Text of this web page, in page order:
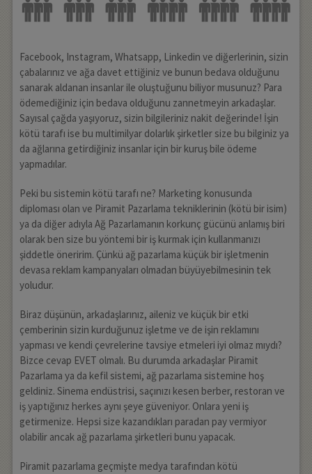
Facebook, Instagram, Whatsapp, Linkedin ve diğerlerinin, sizin
çabalarınız ve ağa davet ettiğiniz ve bunun bedava olduğunu
sanarak aldanan insanlar ile oluştuğunu biliyor musunuz? Para
ödemediğiniz için bedava olduğunu zannetmeyin arkadaşlar.
Sayısal çağda yaşıyoruz, sizin bilgileriniz nakit değerinde! İşin
kötü tarafı ise bu multimilyar dolarlık şirketler size bu bilginiz ya
da ağlarına getirdiğiniz insanlar için bir kuruş bile ödeme
yapmadılar.
Peki bu sistemin kötü tarafı ne? Marketing konusunda
diploması olan ve Piramit Pazarlama tekniklerinin (kötü bir isim)
ya da diğer adıyla Ağ Pazarlamanın korkunç gücünü anlamış biri
olarak ben size bu yöntemi bir iş kurmak için kullanmanızı
şiddetle öneririm. Çünkü ağ pazarlama küçük bir işletmenin
devasa reklam kampanyaları olmadan büyüyebilmesinin tek
yoludur.
Biraz düşünün, arkadaşlarınız, aileniz ve küçük bir etki
çemberinin sizin kurduğunuz işletme ve de işin reklamını
yapması ve kendi çevrelerine tavsiye etmeleri iyi olmaz mıydı?
Bizce cevap EVET olmalı. Bu durumda arkadaşlar Piramit
Pazarlama ya da kefil sistemi, ağ pazarlama sistemine hoş
geldiniz. Sinema endüstrisi, saçınızı kesen berber, restoran ve
iş yaptığınız herkes aynı şeye güveniyor. Onlara yeni iş
getirmenize. Hepsi size kazandıkları paradan pay vermiyor
olabilir ancak ağ pazarlama şirketleri bunu yapacak.
Piramit pazarlama geçmişte medya tarafından kötü